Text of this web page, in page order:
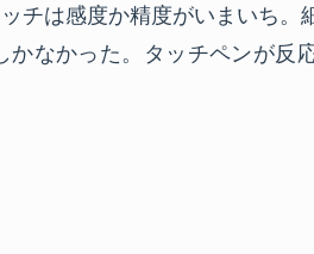
チは感度か精度がいまいち。
なかった。タッチペンが反